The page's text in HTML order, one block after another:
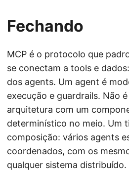
Fechando
MCP é o protocolo que
se conectam a tools e
dos agents. Um agent é
execução e guardrails. Não
arquitetura com um
determinístico no meio. Um
composição: vários agents
coordenados, com os
qualquer sistema distribuído.